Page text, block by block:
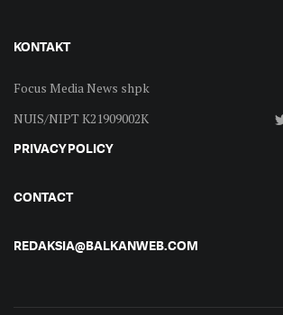
KONTAKT
Focus Media News shpk
NUIS/NIPT K21909002K
PRIVACY POLICY
CONTACT
REDAKSIA@BALKANWEB.COM